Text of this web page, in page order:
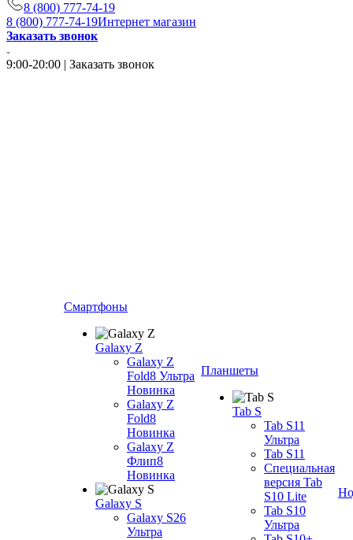
8 (800) 777-74-19
8 (800) 777-74-19Интернет магазин
Заказать звонок
9:00-20:00 | Заказать звонок
Смартфоны
Galaxy Z
Galaxy Z
Fold8 Ультра
Новинка
Galaxy Z
Fold8
Новинка
Galaxy Z
Флип8
Новинка
Galaxy S
Galaxy S26
Ультра
Планшеты
Tab S
Tab S11
Ультра
Tab S11
Специальная
версия Tab
S10 Lite
Tab S10
Ультра